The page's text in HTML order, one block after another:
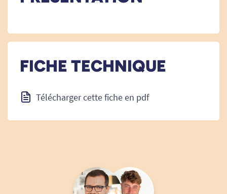
FICHE TECHNIQUE
Télécharger cette fiche en pdf